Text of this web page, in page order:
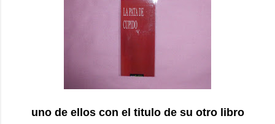
uno de ellos con el titulo de su otro libro